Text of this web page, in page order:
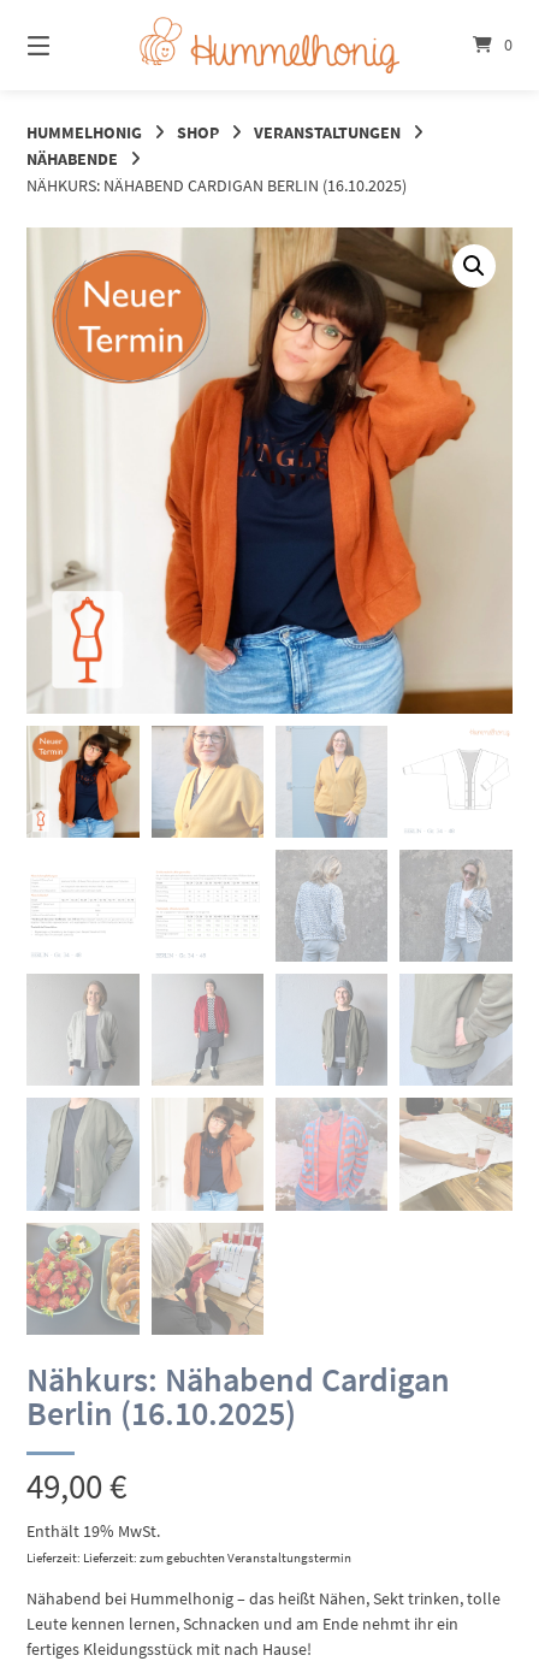
zum
Inhalt
0
HUMMELHONIG SHOP
VERANSTALTUNGEN
NÄHABENDE
NÄHKURS: NÄHABEND CARDIGAN BERLIN (16.10.2025)
Nähkurs: Nähabend Cardigan
Berlin (16.10.2025)
49,00€
Enthält 19% MwSt.
Lieferzeit: Lieferzeit: zum gebuchten Veranstaltungstermin
Nähabend bei Hummelhonig – das heißt Nähen, Sekt trinken, tolle
Leute kennen lernen, Schnacken und am Ende nehmt ihr ein
fertiges Kleidungsstück mit nach Hause!